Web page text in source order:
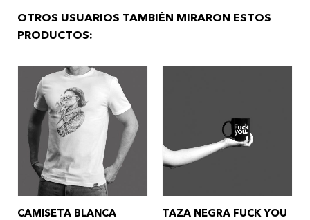
OTROS USUARIOS TAMBIÉN MIRARON ESTOS
PRODUCTOS:
CAMISETA BLANCA
TAZA NEGRA FUCK YOU